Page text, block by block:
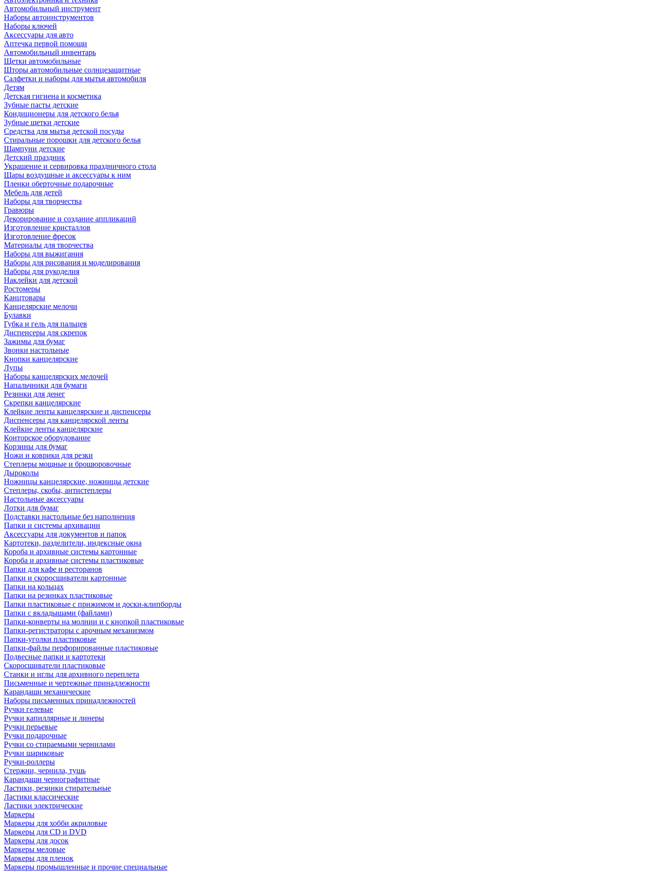
Автомобильный инструмент
Наборы автоинструментов
Наборы ключей
Аксессуары для авто
Аптечка первой помощи
Автомобильный инвентарь
Щетки автомобильные
Шторы автомобильные солнцезащитные
Салфетки и наборы для мытья автомобиля
Детям
Детская гигиена и косметика
Зубные пасты детские
Кондиционеры для детского белья
Зубные щетки детские
Средства для мытья детской посуды
Стиральные порошки для детского белья
Шампуни детские
Детский праздник
Украшение и сервировка праздничного стола
Шары воздушные и аксессуары к ним
Пленки оберточные подарочные
Мебель для детей
Наборы для творчества
Гравюры
Декорирование и создание аппликаций
Изготовление кристаллов
Изготовление фресок
Материалы для творчества
Наборы для выжигания
Наборы для рисования и моделирования
Наборы для рукоделия
Наклейки для детской
Ростомеры
Канцтовары
Канцелярские мелочи
Булавки
Губка и гель для пальцев
Диспенсеры для скрепок
Зажимы для бумаг
Звонки настольные
Кнопки канцелярские
Лупы
Наборы канцелярских мелочей
Напальчники для бумаги
Резинки для денег
Скрепки канцелярские
Клейкие ленты канцелярские и диспенсеры
Диспенсеры для канцелярской ленты
Клейкие ленты канцелярские
Конторское оборудование
Корзины для бумаг
Ножи и коврики для резки
Степлеры мощные и брошюровочные
Дыроколы
Ножницы канцелярские, ножницы детские
Степлеры, скобы, антистеплеры
Настольные аксессуары
Лотки для бумаг
Подставки настольные без наполнения
Папки и системы архивации
Аксессуары для документов и папок
Картотеки, разделители, индексные окна
Короба и архивные системы картонные
Короба и архивные системы пластиковые
Папки для кафе и ресторанов
Папки и скоросшиватели картонные
Папки на кольцах
Папки на резинках пластиковые
Папки пластиковые с прижимом и доски-клипборды
Папки с вкладышами (файлами)
Папки-конверты на молнии и с кнопкой пластиковые
Папки-регистраторы с арочным механизмом
Папки-уголки пластиковые
Папки-файлы перфорированные пластиковые
Подвесные папки и картотеки
Скоросшиватели пластиковые
Станки и иглы для архивного переплета
Письменные и чертежные принадлежности
Карандаши механические
Наборы письменных принадлежностей
Ручки гелевые
Ручки капиллярные и линеры
Ручки перьевые
Ручки подарочные
Ручки со стираемыми чернилами
Ручки шариковые
Ручки-роллеры
Стержни, чернила, тушь
Карандаши чернографитные
Ластики, резинки стирательные
Ластики классические
Ластики электрические
Маркеры
Маркеры для хобби акриловые
Маркеры для CD и DVD
Маркеры для досок
Маркеры меловые
Маркеры для пленок
Маркеры промышленные и прочие специальные